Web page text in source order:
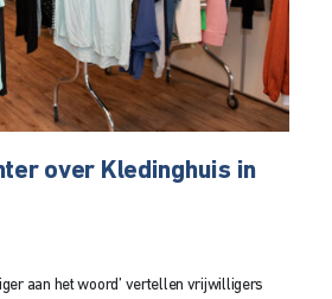
over Kledinghuis in
aan het woord’ vertellen vrijwilligers